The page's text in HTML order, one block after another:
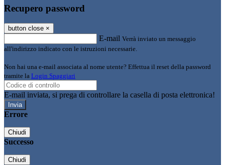
Recupero password
button close ×
E-mail Verrà inviato un messaggio
all'indirizzo indicato con le istruzioni necessarie.
Non hai una e-mail associata al nome utente? Effettua il reset della password
tramite la Login Spaggiari
E-mail inviata, si prega di controllare la casella di posta elettronica!
Errore
Chiudi
Successo
Chiudi